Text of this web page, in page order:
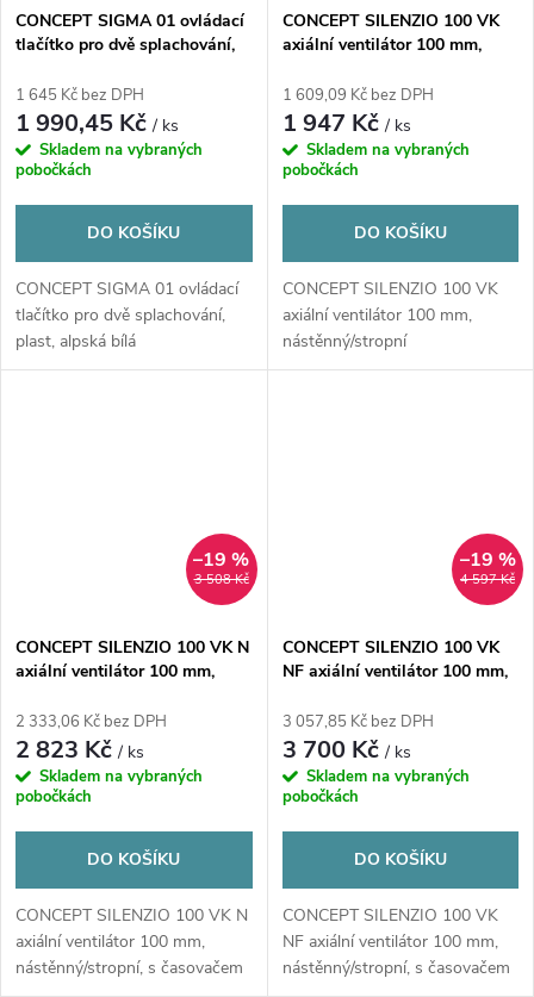
CONCEPT SIGMA 01 ovládací
tlačítko pro dvě splachování,
1 645 Kč bez DPH
1 990,45 Kč/ ks
Skladem na vybraných
pobočkách
DO KOŠÍKU
CONCEPT SIGMA 01 ovládací
tlačítko pro dvě splachování,
plast, alpská bílá
CONCEPT SILENZIO 100 VK
axiální ventilátor 100 mm,
1 609,09 Kč bez DPH
1 947 Kč/ ks
Skladem na vybraných
pobočkách
DO KOŠÍKU
CONCEPT SILENZIO 100 VK
axiální ventilátor 100 mm,
nástěnný/stropní
3 508 Kč
–19 %
CONCEPT SILENZIO 100 VK N
axiální ventilátor 100 mm,
2 333,06 Kč bez DPH
2 823 Kč/ ks
Skladem na vybraných
pobočkách
DO KOŠÍKU
CONCEPT SILENZIO 100 VK N
axiální ventilátor 100 mm,
nástěnný/stropní, s časovačem
4 597 Kč
–19 %
CONCEPT SILENZIO 100 VK
NF axiální ventilátor 100 mm,
a čidlem vlhkosti
3 057,85 Kč bez DPH
3 700 Kč/ ks
Skladem na vybraných
pobočkách
DO KOŠÍKU
CONCEPT SILENZIO 100 VK
NF axiální ventilátor 100 mm,
nástěnný/stropní, s časovačem